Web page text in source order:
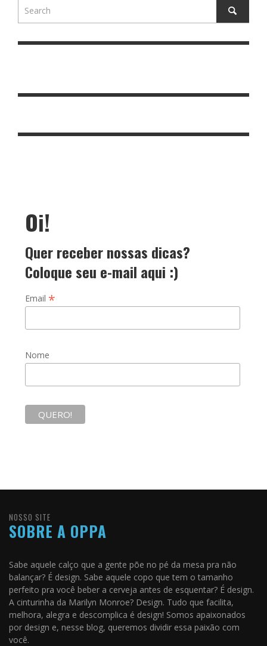
Oi!
Quer receber nossas dicas?
Coloque seu e-mail aqui :)
Email *
Nome
NOSSO SITE
SOBRE A OPPA
Sabe aquele calço que a gente põe no pé da mesa pra não
balançar? É design. Sabe aquele copo que tem o tamanho
perfeito pra você beber a cerveja antes de esquentar? É design.
A cinturinha da Marilyn Monroe? Design. Tudo que facilita,
melhora, alegra e descomplica é design! Somos apaixonados
por design e, nesse blog, queremos dividir essa paixão com
você.